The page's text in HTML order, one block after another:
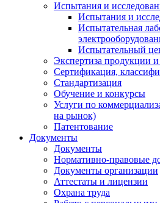
Испытания и
Испытания и
Испытательная
Испытательный
Экспертиза продукции и
Сертификация,
Стандартизация
Обучение и конкурсы
Услуги по
на рынок)
Патентование
Документы
Документы
Нормативно-правовые
Документы организации
Аттестаты и лицензии
Охрана труда